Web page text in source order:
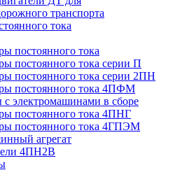
транспорта
тока
постоянного тока
постоянного тока серии П
постоянного тока серии 2ПН
постоянного тока 4ПФМ
с электромашинами в сборе
постоянного тока 4ПНГ
постоянного тока 4ГПЭМ
агрегат
4ПН2В